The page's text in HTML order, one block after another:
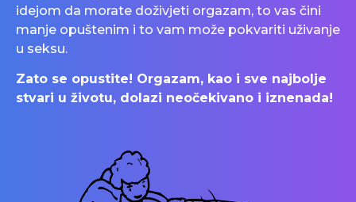
idejom da morate doživjeti orgazam, to vas čini
manje opuštenim i to vam može pokvariti uživanje
u seksu.
Zato se opustite! Orgazam, kao i sve najbolje
stvari u životu, dolazi neočekivano i iznenada!